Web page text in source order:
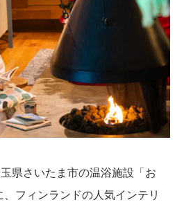
県さいたま市の温浴施設「お
フィンランドの人気インテリ